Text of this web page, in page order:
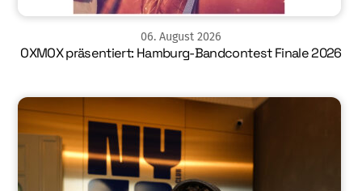
06. August 2026
OXMOX präsentiert: Hamburg-Bandcontest Finale 2026